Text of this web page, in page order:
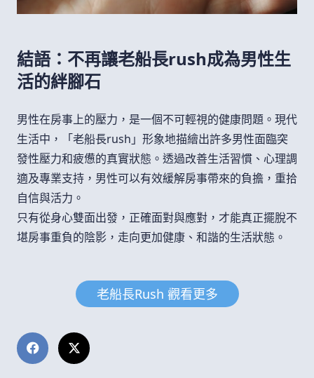
結語：不再讓老船長rush成為男性生
活的絆腳石
男性在房事上的壓力，是一個不可輕視的健康問題。現代
生活中，「老船長rush」形象地描繪出許多男性面臨突
發性壓力和疲憊的真實狀態。透過改善生活習慣、心理調
適及專業支持，男性可以有效緩解房事帶來的負擔，重拾
自信與活力。
只有從身心雙面出發，正確面對與應對，才能真正擺脫不
堪房事重負的陰影，走向更加健康、和諧的生活狀態。
老船長rush 觀看更多